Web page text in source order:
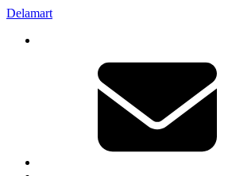
Delamart